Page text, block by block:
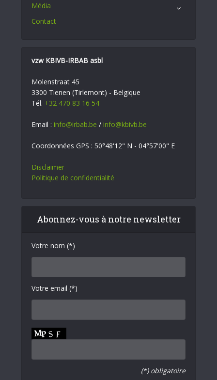
Média
Contact
vzw KBIVB-IRBAB asbl
Molenstraat 45
3300 Tienen (Tirlemont) - Belgique
Tél. +32 470 83 16 54
Email : info@irbab.be / info@kbivb.be
Coordonnées GPS : 50°48'12" N - 04°57'00" E
Disclaimer
Politique de confidentialité
Abonnez-vous à notre newsletter
Votre nom (*)
Votre email (*)
(*) obligatoire